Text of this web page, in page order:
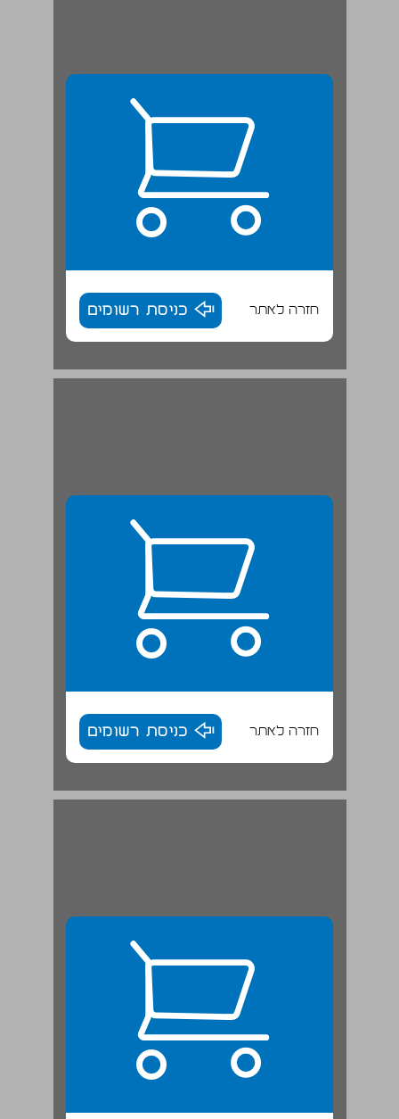
חזרה לאתר כניסת רשומים
משא ומתן לאחר הבחירות לכנסת השניה ... 21
חזרה לאתר כניסת רשומים